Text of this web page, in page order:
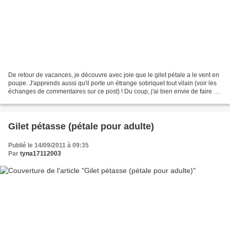
De retour de vacances, je découvre avec joie que le gilet pétale a le vent en
poupe. J'apprends aussi qu'il porte un étrange sobriquet tout vilain (voir les
échanges de commentaires sur ce post) ! Du coup, j'ai bien envie de faire un
Gilet pétasse (pétale pour adulte)
Publié le 14/09/2011 à 09:35
Par tyna17112003